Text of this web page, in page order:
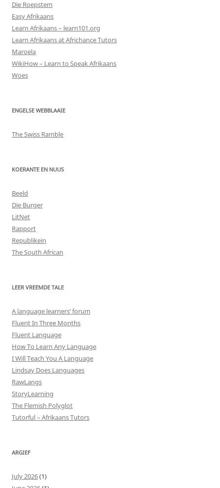
Die Roepstem
Easy Afrikaans
Learn Afrikaans – learn101.org
Learn Afrikaans at Africhance Tutors
Maroela
WikiHow – Learn to Speak Afrikaans
Woes
ENGELSE WEBBLAAIE
The Swiss Ramble
KOERANTE EN NUUS
Beeld
Die Burger
LitNet
Rapport
Republikein
The South African
LEER VREEMDE TALE
A language learners’ forum
Fluent In Three Months
Fluent Language
How To Learn Any Language
I Will Teach You A Language
Lindsay Does Languages
RawLangs
StoryLearning
The Flemish Polyglot
Tutorful – Afrikaans Tutors
ARGIEF
July 2026(1)